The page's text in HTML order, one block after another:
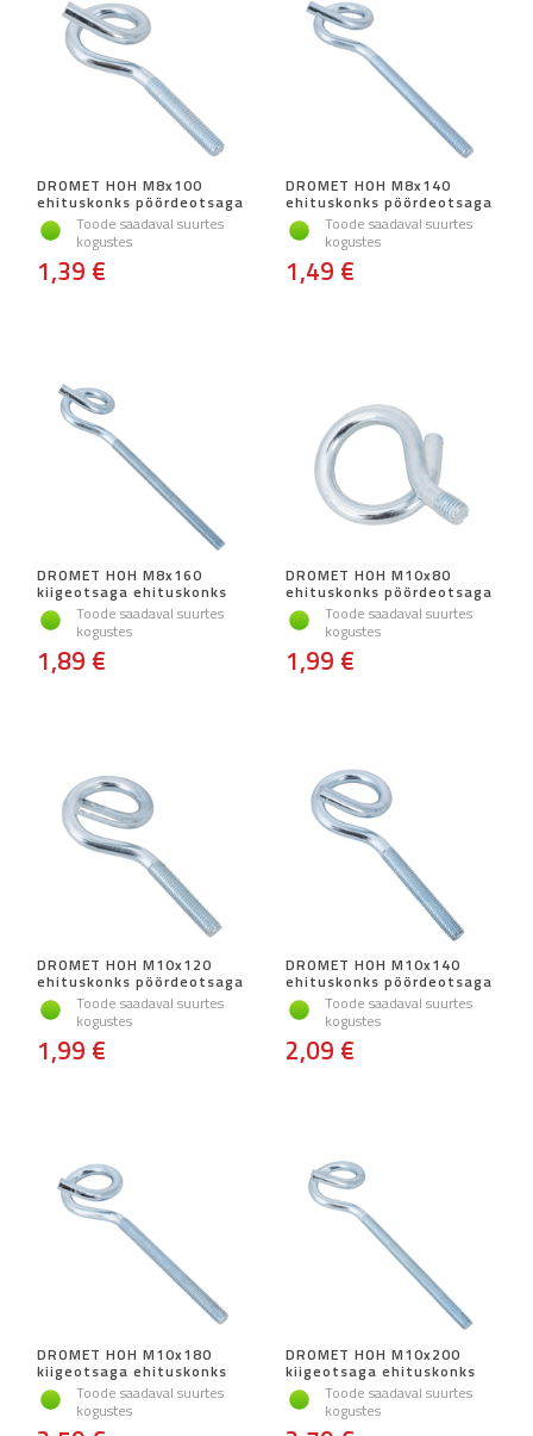
DROMET HOH M8x100
ehituskonks pöördeotsaga
Toode saadaval suurtes
kogustes
1,39 €
DROMET HOH M8x140
ehituskonks pöördeotsaga
Toode saadaval suurtes
kogustes
1,49 €
DROMET HOH M8x160
kiigeotsaga ehituskonks
Toode saadaval suurtes
kogustes
1,89 €
DROMET HOH M10x80
ehituskonks pöördeotsaga
Toode saadaval suurtes
kogustes
1,99 €
DROMET HOH M10x120
ehituskonks pöördeotsaga
Toode saadaval suurtes
kogustes
1,99 €
DROMET HOH M10x140
ehituskonks pöördeotsaga
Toode saadaval suurtes
kogustes
2,09 €
DROMET HOH M10x180
kiigeotsaga ehituskonks
Toode saadaval suurtes
kogustes
DROMET HOH M10x200
kiigeotsaga ehituskonks
Toode saadaval suurtes
kogustes